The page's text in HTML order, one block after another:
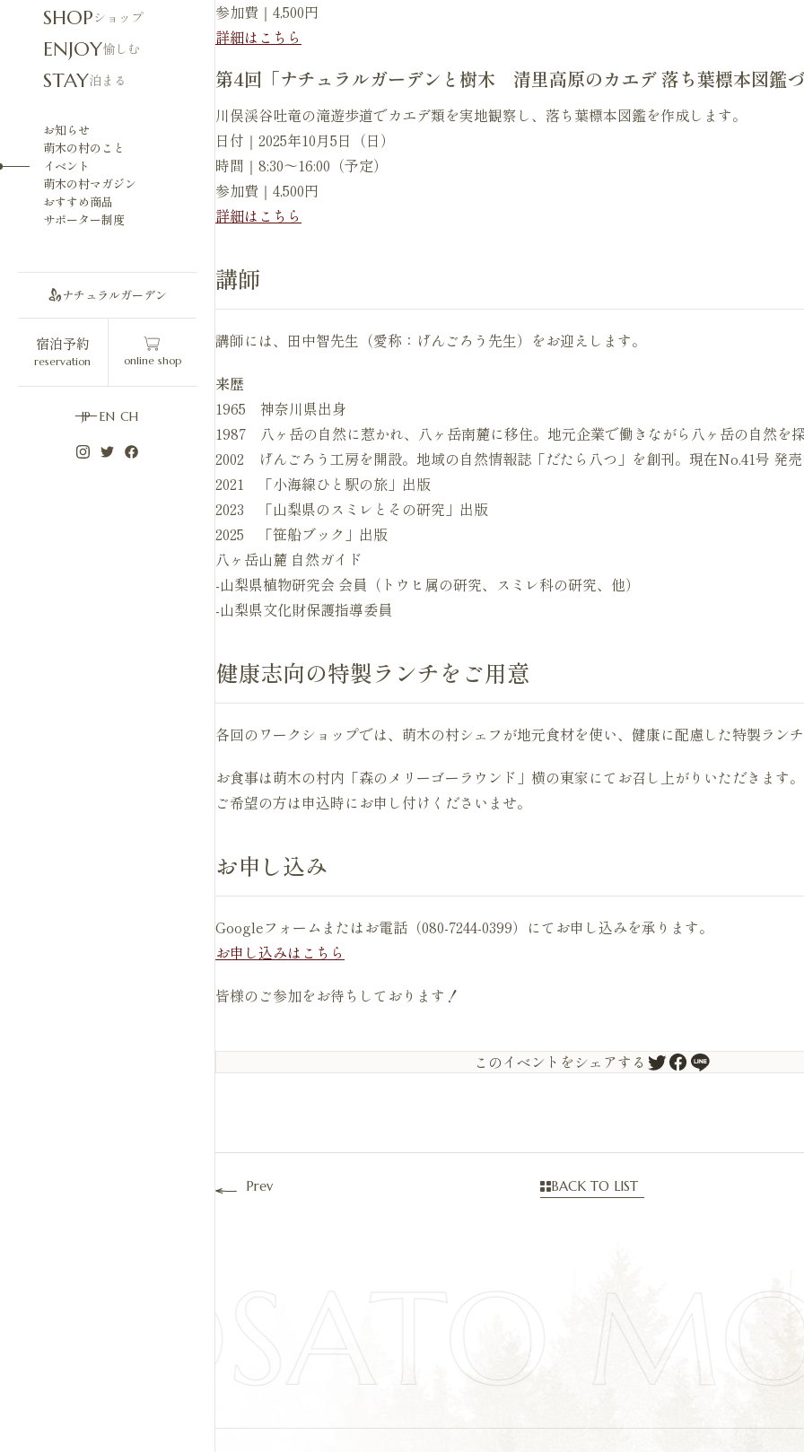
SHOPショップ
ENJOY愉しむ
STAY泊まる
お知らせ
萌木の村のこと
イベント
萌木の村マガジン
おすすめ商品
サポーター制度
ナチュラルガーデン
宿泊予約
reservation online shop
JP EN CH
参加費｜4,500円
詳細はこちら
第4回「ナチュラルガーデンと樹木 清里高原のカエデ 落ち葉標本図鑑づ
川俣渓谷吐竜の滝遊歩道でカエデ類を実地観察し、落ち葉標本図鑑を作成します。
日付｜2025年10月5日（日）
時間｜8:30〜16:00（予定）
参加費｜4,500円
詳細はこちら
講師
講師には、田中智先生（愛称：げんごろう先生）をお迎えします。
来歴
1965 神奈川県出身
1987 八ヶ岳の自然に惹かれ、八ヶ岳南麓に移住。地元企業で働きながら八ヶ岳の自然を探
2002 げんごろう工房を開設。地域の自然情報誌「だたら八つ」を創刊。現在No.41号 発売
2021 「小海線ひと駅の旅」出版
2023 「山梨県のスミレとその研究」出版
2025 「笹船ブック」出版
八ヶ岳山麓 自然ガイド
-山梨県植物研究会 会員（トウヒ属の研究、スミレ科の研究、他）
-山梨県文化財保護指導委員
健康志向の特製ランチをご用意
各回のワークショップでは、萌木の村シェフが地元食材を使い、健康に配慮した特製ランチ
お食事は萌木の村内「森のメリーゴーラウンド」横の東家にてお召し上がりいただきます。
ご希望の方は申込時にお申し付けくださいませ。
お申し込み
Googleフォームまたはお電話（080-7244-0399）にてお申し込みを承ります。
お申し込みはこちら
皆様のご参加をお待ちしております！
このイベントをシェアする
Prev BACK TO LIST